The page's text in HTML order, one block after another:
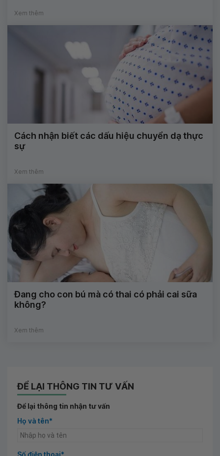
Xem thêm
Cách nhận biết các dấu hiệu chuyển dạ thực
sự
Xem thêm
Đang cho con bú mà có thai có phải cai sữa
không?
Xem thêm
ĐỂ LẠI THÔNG TIN TƯ VẤN
Để lại thông tin nhận tư vấn
Họ và tên*
Số điện thoại*